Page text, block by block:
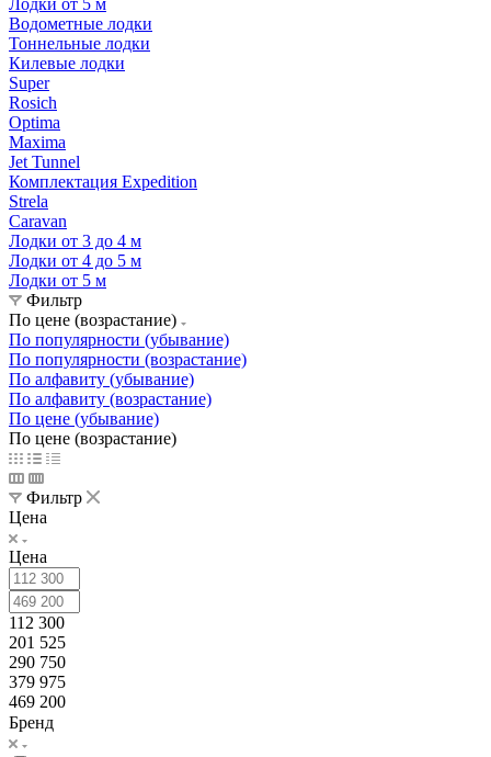
Водометные лодки
Тоннельные лодки
Килевые лодки
Super
Rosich
Optima
Maxima
Jet Tunnel
Комплектация Expedition
Strela
Caravan
Лодки от 3 до 4 м
Лодки от 4 до 5 м
Лодки от 5 м
Фильтр
По цене (возрастание)
По популярности (убывание)
По популярности (возрастание)
По алфавиту (убывание)
По алфавиту (возрастание)
По цене (убывание)
По цене (возрастание)
Фильтр
Цена
Цена
112 300
201 525
290 750
379 975
469 200
Бренд